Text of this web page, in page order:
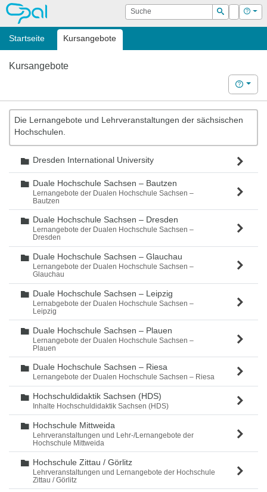
OPAL Suche
Suchen
Login Hilfe
Startseite Kursangebote
Kursangebote
Hilfe
Die Lernangebote und Lehrveranstaltungen der sächsischen
Hochschulen.
Ordner
Dresden International University
Ordner
Duale Hochschule Sachsen – Bautzen
Lernangebote der Dualen Hochschule Sachsen –
Bautzen
Ordner
Duale Hochschule Sachsen – Dresden
Lernangebote der Dualen Hochschule Sachsen –
Dresden
Ordner
Duale Hochschule Sachsen – Glauchau
Lernangebote der Dualen Hochschule Sachsen –
Glauchau
Ordner
Duale Hochschule Sachsen – Leipzig
Lernabgebote der Dualen Hochschule Sachsen –
Leipzig
Ordner
Duale Hochschule Sachsen – Plauen
Lernangebote der Dualen Hochschule Sachsen –
Plauen
Ordner
Duale Hochschule Sachsen – Riesa
Lernangebote der Dualen Hochschule Sachsen – Riesa
Ordner
Hochschuldidaktik Sachsen (HDS)
Inhalte Hochschuldidaktik Sachsen (HDS)
Ordner
Hochschule Mittweida
Lehrveranstaltungen und Lehr-/Lernangebote der
Hochschule Mittweida
Ordner
Hochschule Zittau / Görlitz
Lehrveranstaltungen und Lernangebote der Hochschule
Zittau / Görlitz